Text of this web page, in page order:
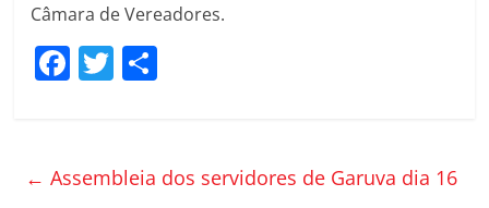
Câmara de Vereadores.
F
e
T
er p
← Assembleia dos servidores de Garuva dia 16